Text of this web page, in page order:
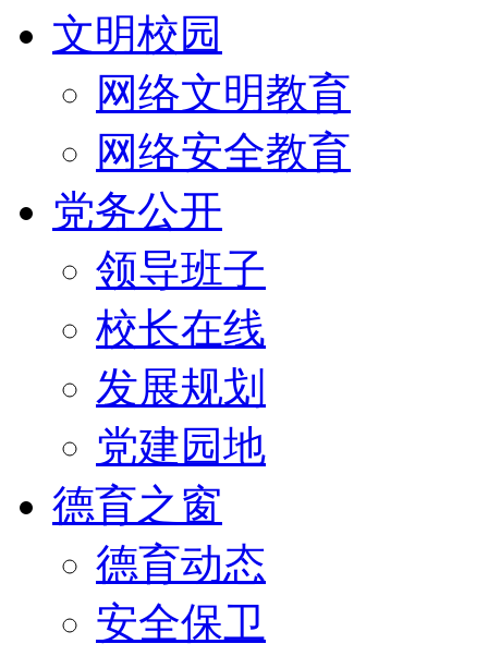
文明校园
网络文明教育
网络安全教育
党务公开
领导班子
校长在线
发展规划
党建园地
德育之窗
德育动态
安全保卫